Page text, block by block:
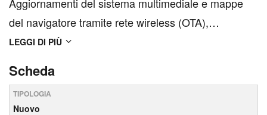
del navigatore tramite rete wireless (OTA),
Aggiornamenti del sistema multimediale e mappe
anno, Aggiornamenti del sistema multimediale e
mappe del navigatore ...
LEGGI DI PIÙ
Scheda
TIPOLOGIA
Nuovo